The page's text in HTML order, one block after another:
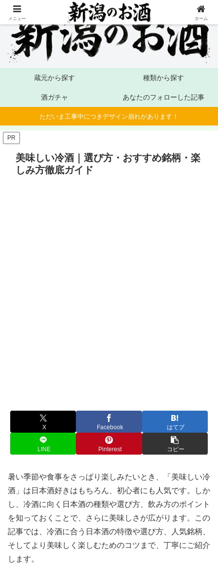
蔵元から探す 種類から探す
酒ガチャ あなたのフォローした記事
ただいま工事中につきデザイン崩れがあります！
PR
美味しい冷酒｜選び方・おすすめ銘柄・楽
しみ方徹底ガイド
X Facebook はてブ
LINE Pinterest コピー
暑い季節や食事をさっぱり楽しみたいとき、「美味しい冷
酒」は日本酒好きはもちろん、初心者にも人気です。しか
し、冷酒に向く日本酒の種類や選び方、飲み方のポイント
を知っておくことで、さらに美味しさが広がります。この
記事では、冷酒に合う日本酒の特徴や選び方、人気銘柄、
そしてより美味しく楽しむためのコツまで、丁寧にご紹介
します。
メニュー ホーム